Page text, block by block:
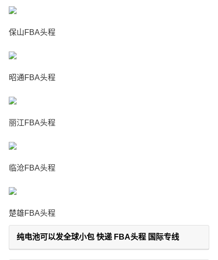
保山FBA头程
昭通FBA头程
丽江FBA头程
临沧FBA头程
楚雄FBA头程
纯电池可以发全球小包 快递 FBA头程 国际专线